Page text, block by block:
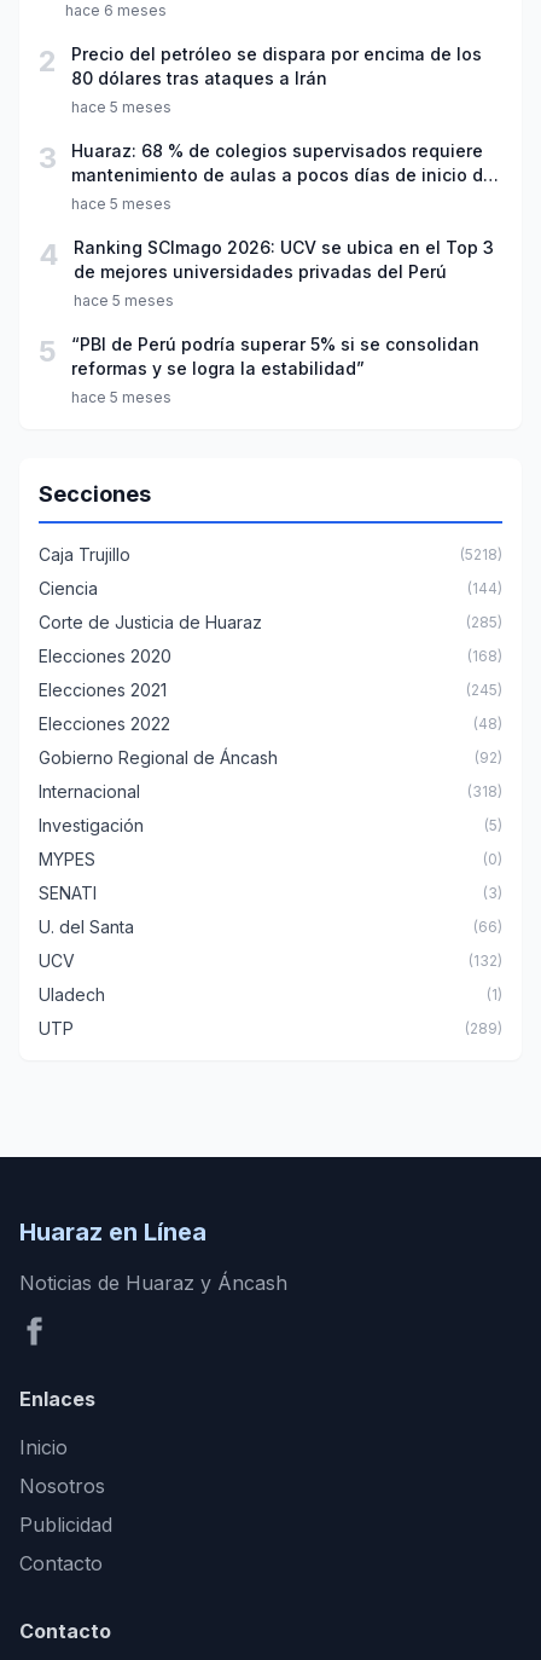
hace 6 meses
2
Precio del petróleo se dispara por encima de los
80 dólares tras ataques a Irán
hace 5 meses
3
Huaraz: 68 % de colegios supervisados requiere
mantenimiento de aulas a pocos días de inicio del
año escolar 2026
hace 5 meses
4
Ranking SCImago 2026: UCV se ubica en el Top 3
de mejores universidades privadas del Perú
hace 5 meses
5
“PBI de Perú podría superar 5% si se consolidan
reformas y se logra la estabilidad”
hace 5 meses
Secciones
Caja Trujillo (5218)
Ciencia (144)
Corte de Justicia de Huaraz (285)
Elecciones 2020 (168)
Elecciones 2021 (245)
Elecciones 2022 (48)
Gobierno Regional de Áncash (92)
Internacional (318)
Investigación (5)
MYPES (0)
SENATI (3)
U. del Santa (66)
UCV (132)
Uladech (1)
UTP (289)
Huaraz en Línea
Noticias de Huaraz y Áncash
Enlaces
Inicio
Nosotros
Publicidad
Contacto
Contacto